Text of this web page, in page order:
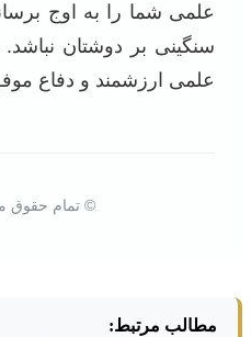
علمی شما را به اوج
سنگینی بر دوشتان نباشد.
علمی ارزشمند و دفاع
© تمام حقوق
مطالب مرتبط: